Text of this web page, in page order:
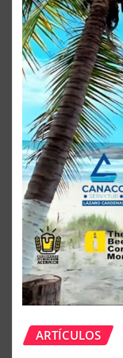
ARTÍCULOS